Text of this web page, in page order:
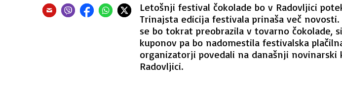
Letošnji festival čokolade bo v Radovljici
Trinajsta edicija festivala prinaša več novosti.
se bo tokrat preobrazila v tovarno čokolade,
kuponov pa bo nadomestila festivalska
organizatorji povedali na današnji novinarski
Radovljici.